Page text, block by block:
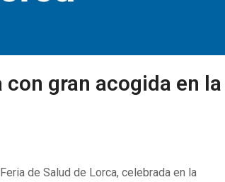
gran acogida en la
de Salud de Lorca, celebrada en la